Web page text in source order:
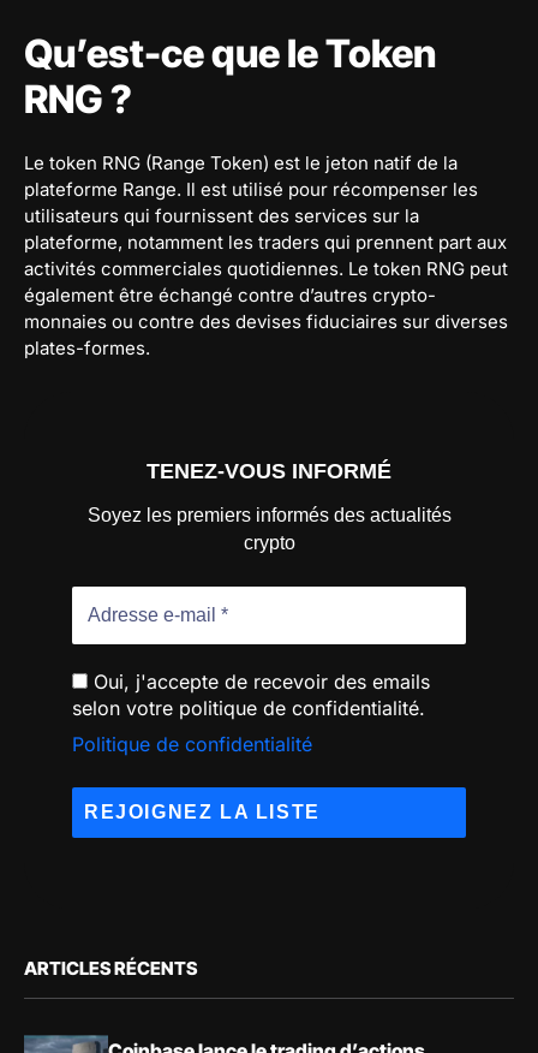
Qu’est-ce que le Token
RNG ?
Le token RNG (Range Token) est le jeton natif de la
plateforme Range. Il est utilisé pour récompenser les
utilisateurs qui fournissent des services sur la
plateforme, notamment les traders qui prennent part aux
activités commerciales quotidiennes. Le token RNG peut
également être échangé contre d’autres crypto-
monnaies ou contre des devises fiduciaires sur diverses
plates-formes.
TENEZ-VOUS INFORMÉ
Soyez les premiers informés des actualités
crypto
Oui, j'accepte de recevoir des emails
selon votre politique de confidentialité.
Politique de confidentialité
ARTICLES RÉCENTS